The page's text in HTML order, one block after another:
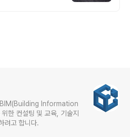
기술지
려고 합니다.